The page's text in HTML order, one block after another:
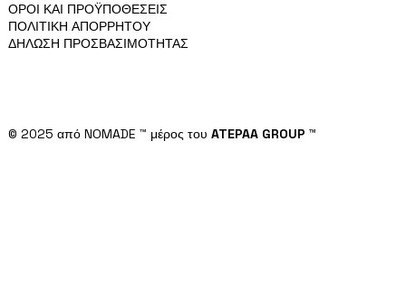
ΟΡΟΙ ΚΑΙ ΠΡΟΫΠΟΘΕΣΕΙΣ
ΠΟΛΙΤΙΚΗ ΑΠΟΡΡΗΤΟΥ
ΔΗΛΩΣΗ ΠΡΟΣΒΑΣΙΜΟΤΗΤΑΣ
© 2025 από NOMADE ™ μέρος του ATEPAA GROUP ™